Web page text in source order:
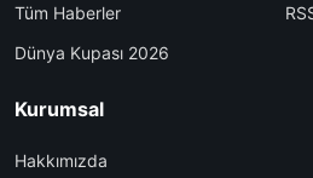
Tüm Haberler
Dünya Kupası 2026
Kurumsal
Hakkımızda